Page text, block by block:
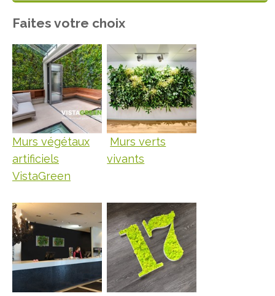
Faites votre choix
Murs végétaux
artificiels
VistaGreen
Murs verts
vivants